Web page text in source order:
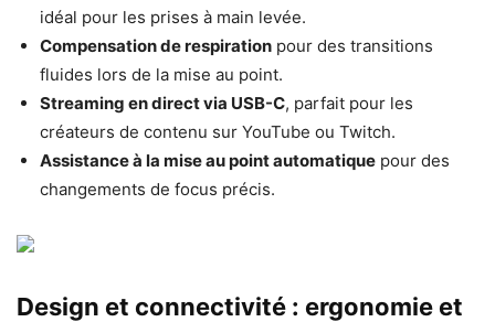
idéal pour les prises à main levée.
Compensation de respiration pour des transitions
fluides lors de la mise au point.
Streaming en direct via USB-C, parfait pour les
créateurs de contenu sur YouTube ou Twitch.
Assistance à la mise au point automatique pour des
changements de focus précis.
Design et connectivité : ergonomie et